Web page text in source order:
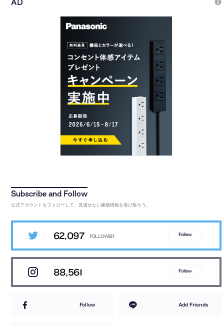
公式アカウントをフォローして、見逃せない建築情報を受け取ろう。
62,097 Follow
88,561 Follow
Follow Add Friends